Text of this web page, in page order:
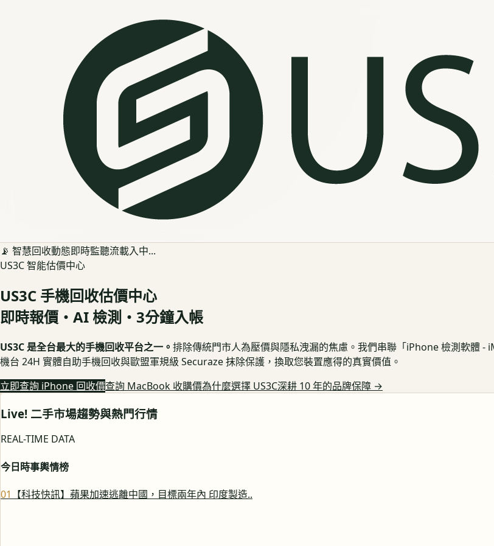
📡 智慧回收動態即時監聽流載入中...
US3C 智能估價中心
US3C 手機回收估價中心
即時報價・AI 檢測・3分鐘入帳
US3C 是全台最大的手機回收平台之一。 排除傳統門市人為壓價與隱私洩漏的焦慮。我們串聯「iPhone 檢測軟體
機台 24H 實體自助手機回收與歐盟軍規級 Securaze 抹除保護，換取您裝置應得的真實價值。
立即查詢 iPhone 回收價查詢 MacBook 收購價為什麼選擇 US3C深耕 10 年的品牌保障 →
Live! 二手市場趨勢與熱門行情
REAL-TIME DATA
今日時事輿情榜
01 【科技快訊】蘋果加速逃離中國，目標兩年內 印度製造..